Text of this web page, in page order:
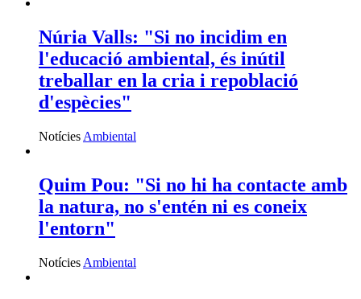
Núria Valls: "Si no incidim en
l'educació ambiental, és inútil
treballar en la cria i repoblació
d'espècies"
Notícies Ambiental
Quim Pou: "Si no hi ha contacte amb
la natura, no s'entén ni es coneix
l'entorn"
Notícies Ambiental